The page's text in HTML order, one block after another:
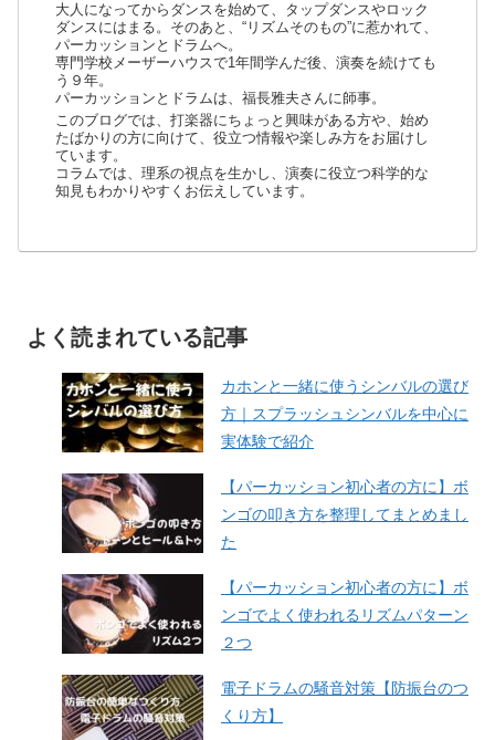
大人になってからダンスを始めて、タップダンスやロック
ダンスにはまる。そのあと、“リズムそのもの”に惹かれて、
パーカッションとドラムへ。
専門学校メーザーハウスで1年間学んだ後、演奏を続けても
う９年。
パーカッションとドラムは、福長雅夫さんに師事。
このブログでは、打楽器にちょっと興味がある方や、始め
たばかりの方に向けて、役立つ情報や楽しみ方をお届けし
ています。
コラムでは、理系の視点を生かし、演奏に役立つ科学的な
知見もわかりやすくお伝えしています。
よく読まれている記事
カホンと一緒に使うシンバルの選び
方｜スプラッシュシンバルを中心に
実体験で紹介
【パーカッション初心者の方に】ボ
ンゴの叩き方を整理してまとめまし
た
【パーカッション初心者の方に】ボ
ンゴでよく使われるリズムパターン
２つ
電子ドラムの騒音対策【防振台のつ
くり方】